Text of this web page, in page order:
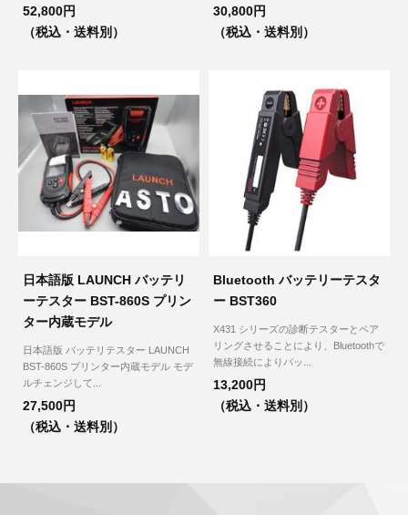
ホイールロック取り外しツール（6）
その他（12）
52,800円
（税込・送料別）
30,800円
（税込・送料別）
日本語版 LAUNCH バッテリ
ーテスター BST-860S プリン
ター内蔵モデル
日本語版 バッテリテスター LAUNCH
BST-860S プリンター内蔵モデル モデ
ルチェンジして...
27,500円
（税込・送料別）
Bluetooth バッテリーテスタ
ー BST360
X431 シリーズの診断テスターとペア
リングさせることにより、Bluetoothで
無線接続によりバッ...
13,200円
（税込・送料別）